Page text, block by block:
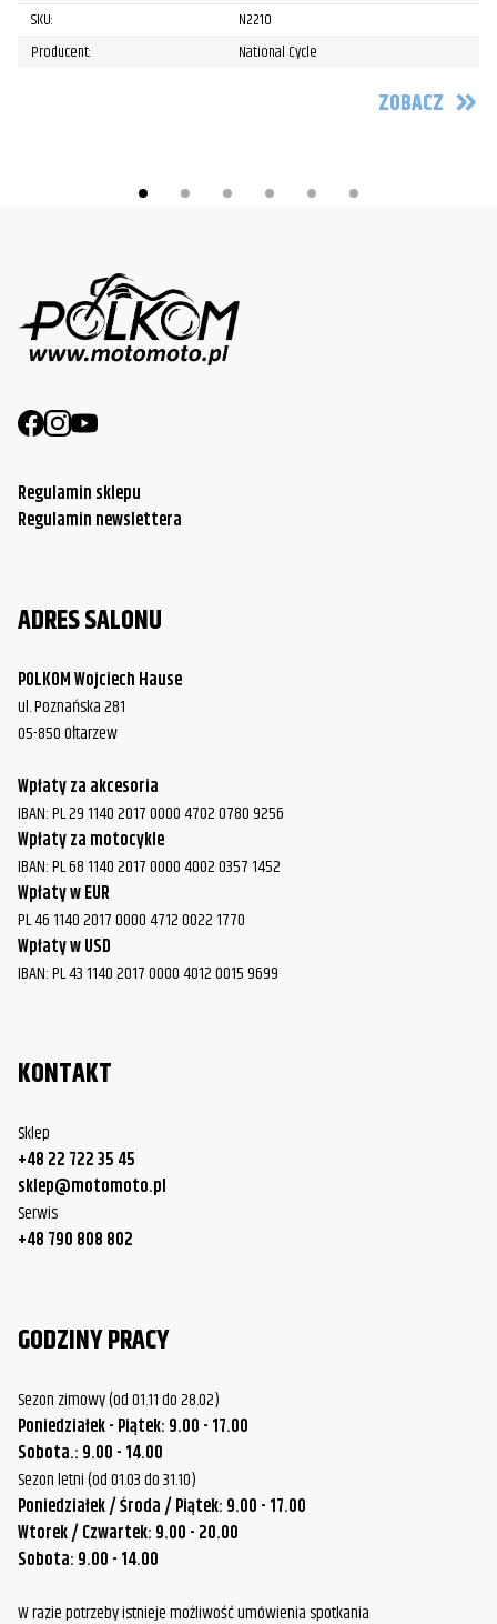
SKU:
N2210
Producent:
National Cycle
ZOBACZ
Regulamin sklepu
Regulamin newslettera
ADRES SALONU
POLKOM Wojciech Hause
ul. Poznańska 281
05-850 Ołtarzew
Wpłaty za akcesoria
IBAN: PL 29 1140 2017 0000 4702 0780 9256
Wpłaty za motocykle
IBAN: PL 68 1140 2017 0000 4002 0357 1452
Wpłaty w EUR
PL 46 1140 2017 0000 4712 0022 1770
Wpłaty w USD
IBAN: PL 43 1140 2017 0000 4012 0015 9699
KONTAKT
Sklep
+48 22 722 35 45
sklep@motomoto.pl
Serwis
+48 790 808 802
GODZINY PRACY
Sezon zimowy (od 01.11 do 28.02)
Poniedziałek - Piątek: 9.00 - 17.00
Sobota.: 9.00 - 14.00
Sezon letni (od 01.03 do 31.10)
Poniedziałek / Środa / Piątek: 9.00 - 17.00
Wtorek / Czwartek: 9.00 - 20.00
Sobota: 9.00 - 14.00
W razie potrzeby istnieje możliwość umówienia spotkania